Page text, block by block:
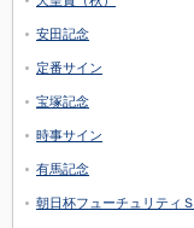
安田記念
定番サイン
宝塚記念
時事サイン
有馬記念
朝日杯フューチュリティＳ